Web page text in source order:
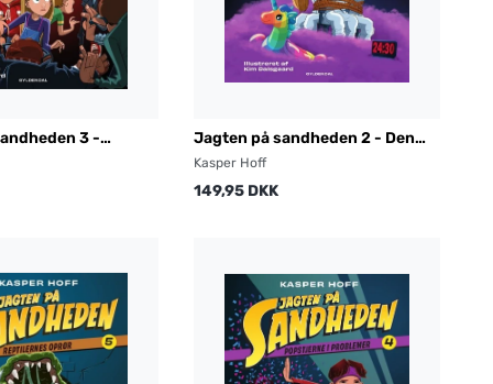
3 -
Jagten på sandheden 2 - Den
25. time
Kasper Hoff
149,95 DKK